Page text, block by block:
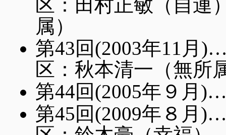
区：田村正敏（自連
属）
第43回(2003年11月
区：秋本清一（無所
第44回(2005年９月
第45回(2009年８月